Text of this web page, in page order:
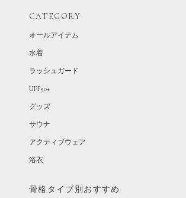
CATEGORY
オールアイテム
水着
ラッシュガード
UPF50+
グッズ
サウナ
アクティブウェア
浴衣
骨格タイプ別おすすめ